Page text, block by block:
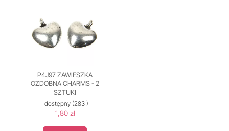
P4J97 ZAWIESZKA
OZDOBNA CHARMS - 2
SZTUKI
dostępny(283 )
1,80 zł